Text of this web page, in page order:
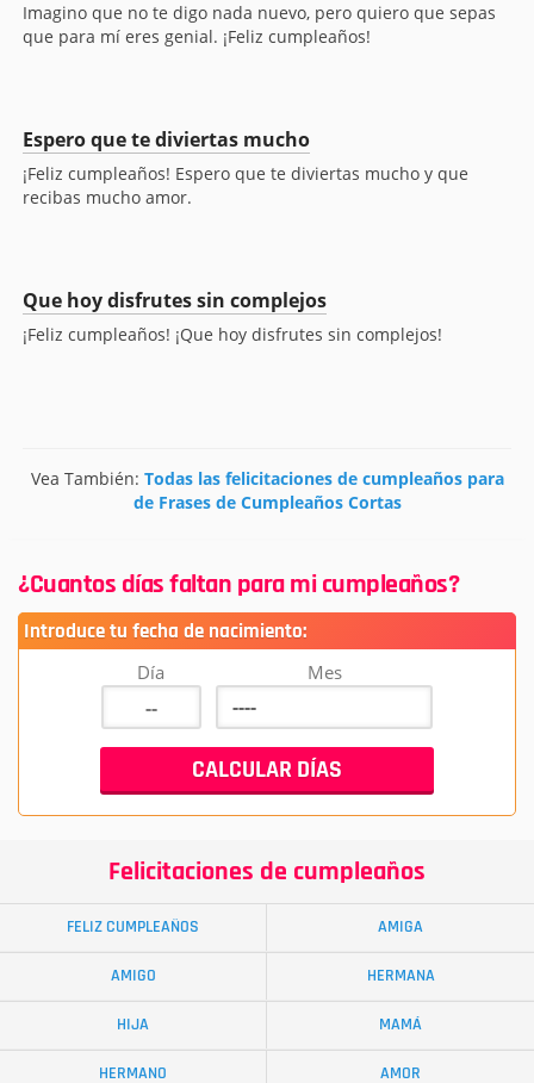
Imagino que no te digo nada nuevo, pero quiero que sepas
que para mí eres genial. ¡Feliz cumpleaños!
Espero que te diviertas mucho
¡Feliz cumpleaños! Espero que te diviertas mucho y que
recibas mucho amor.
Que hoy disfrutes sin complejos
¡Feliz cumpleaños! ¡Que hoy disfrutes sin complejos!
Vea También: Todas las felicitaciones de cumpleaños para
de Frases de Cumpleaños Cortas
¿Cuantos días faltan para mi cumpleaños?
Introduce tu fecha de nacimiento:
Día Mes
Felicitaciones de cumpleaños
FELIZ CUMPLEAÑOS AMIGA
AMIGO HERMANA
HIJA MAMÁ
HERMANO AMOR